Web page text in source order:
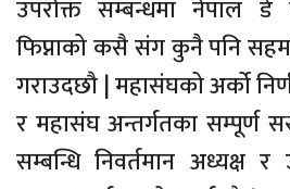
उपरोक्त सम्बन्धमा नेपाल डे
फिप्नाको कसै संग कुनै पनि
गराउदछौ | महासंघको अर्को
र महासंघ अन्तर्गतका सम्पूर्ण
सम्बन्धि निवर्तमान अध्यक्ष